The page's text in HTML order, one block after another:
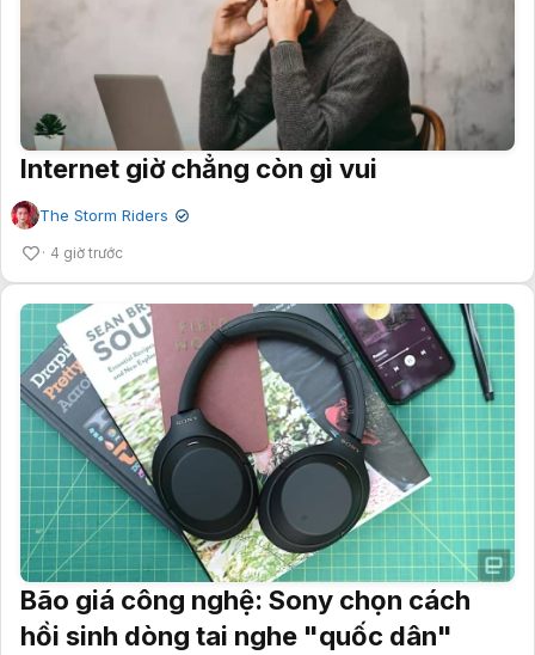
Internet giờ chẳng còn gì vui
The Storm Riders ✔
4 giờ trước
Bão giá công nghệ: Sony chọn cách
hồi sinh dòng tai nghe "quốc dân"